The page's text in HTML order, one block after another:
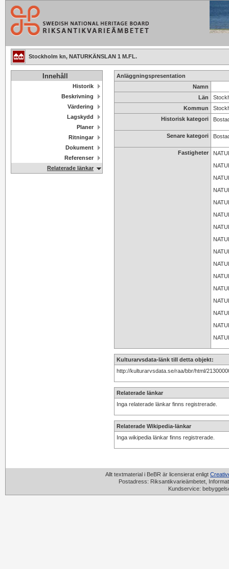
Stockholm kn, NATURKÄNSLAN 1 M.FL.
Innehåll
Historik
Beskrivning
Värdering
Lagskydd
Planer
Ritningar
Dokument
Referenser
Relaterade länkar
Anläggningspresentation
Namn
Län
Kommun
Historisk kategori
Senare kategori
Fastigheter
Kulturarvsdata-länk till detta objekt:
http://kulturarvsdata.se/raa/bbr/html/
Relaterade länkar
Inga relaterade länkar finns registrerade.
Relaterade Wikipedia-länkar
Inga wikipedia länkar finns registrerade.
Allt textmaterial i BeBR är licensierat enligt
Postadress: Riksantikvarieämbetet,
Kundservice: